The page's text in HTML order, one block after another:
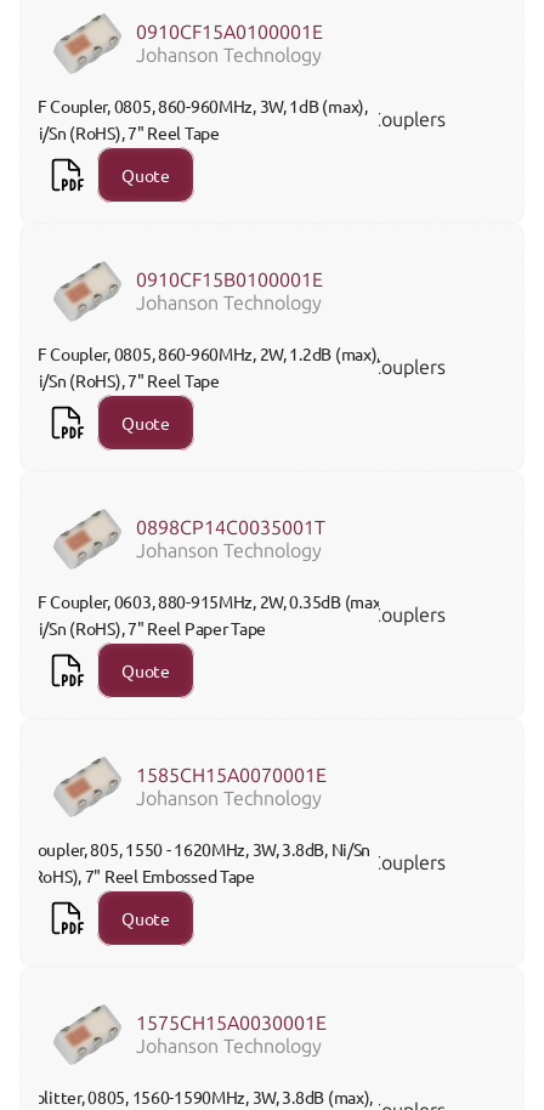
0910CF15A0100001E
Johanson Technology
RF Coupler, 0805, 860-960MHz, 3W, 1dB (max),
Ni/Sn (RoHS), 7" Reel Tape
Couplers
Quote
0910CF15B0100001E
Johanson Technology
RF Coupler, 0805, 860-960MHz, 2W, 1.2dB (max),
Ni/Sn (RoHS), 7" Reel Tape
Couplers
Quote
0898CP14C0035001T
Johanson Technology
RF Coupler, 0603, 880-915MHz, 2W, 0.35dB (max),
Ni/Sn (RoHS), 7" Reel Paper Tape
Couplers
Quote
1585CH15A0070001E
Johanson Technology
Coupler, 805, 1550 - 1620MHz, 3W, 3.8dB, Ni/Sn
(RoHS), 7" Reel Embossed Tape
Couplers
Quote
1575CH15A0030001E
Johanson Technology
Splitter, 0805, 1560-1590MHz, 3W, 3.8dB (max),